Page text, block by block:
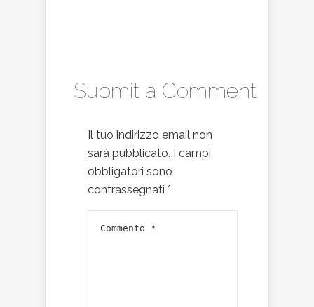
Submit a Comment
Il tuo indirizzo email non
sarà pubblicato. I campi
obbligatori sono
contrassegnati *